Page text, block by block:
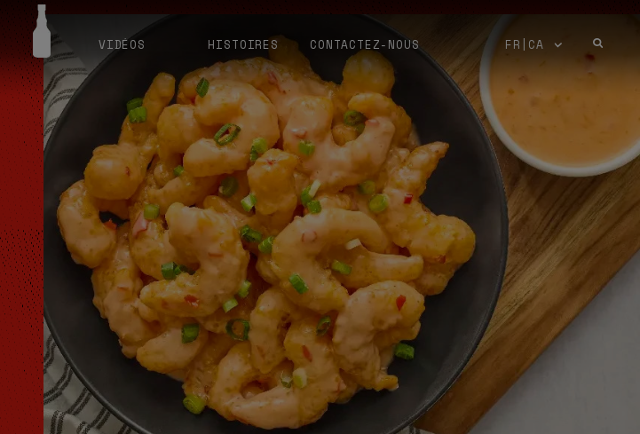
VIDÉOS HISTOIRES CONTACTEZ-NOUS FR|CA